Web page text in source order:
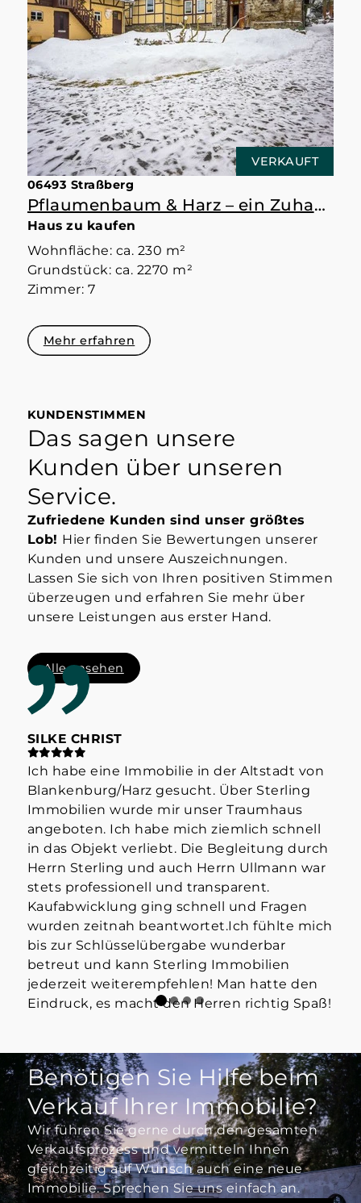
VERKAUFT
06493 Straßberg
Pflaumenbaum & Harz – ein Zuhause mit Raum
Haus zu kaufen
Wohnfläche: ca. 230 m²
Grundstück: ca. 2270 m²
Zimmer: 7
Mehr erfahren
KUNDENSTIMMEN
Das sagen unsere
Kunden über unseren
Service.
Zufriedene Kunden sind unser größtes
Lob! Hier finden Sie Bewertungen unserer
Kunden und unsere Auszeichnungen.
Lassen Sie sich von Ihren positiven Stimmen
überzeugen und erfahren Sie mehr über
unsere Leistungen aus erster Hand.
Alle ansehen
SILKE CHRIST
Ich habe eine Immobilie in der Altstadt von
Blankenburg/Harz gesucht. Über Sterling
Immobilien wurde mir unser Traumhaus
angeboten. Ich habe mich ziemlich schnell
in das Objekt verliebt. Die Begleitung durch
Herrn Sterling und auch Herrn Ullmann war
stets professionell und transparent.
Kaufabwicklung ging schnell und Fragen
wurden zeitnah beantwortet.Ich fühlte mich
bis zur Schlüsselübergabe wunderbar
betreut und kann Sterling Immobilien
jederzeit weiterempfehlen! Man hatte den
Eindruck, es macht den Herren richtig Spaß!
Benötigen Sie Hilfe beim
Verkauf Ihrer Immobilie?
Wir führen Sie gerne durch den gesamten
Verkaufsprozess und vermitteln Ihnen
gleichzeitig auf Wunsch auch eine neue
Immobilie. Sprechen Sie uns einfach an.